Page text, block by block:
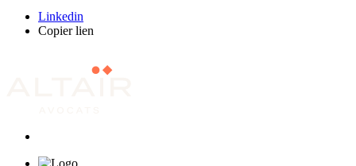
Linkedin
Copier lien